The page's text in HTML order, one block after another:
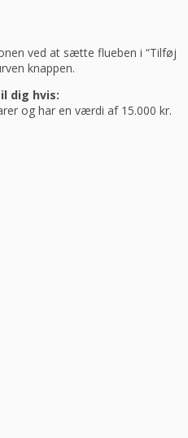
ved at sætte flueben i “Tilføj
knappen.
dig hvis:
og har en værdi af 15.000 kr.